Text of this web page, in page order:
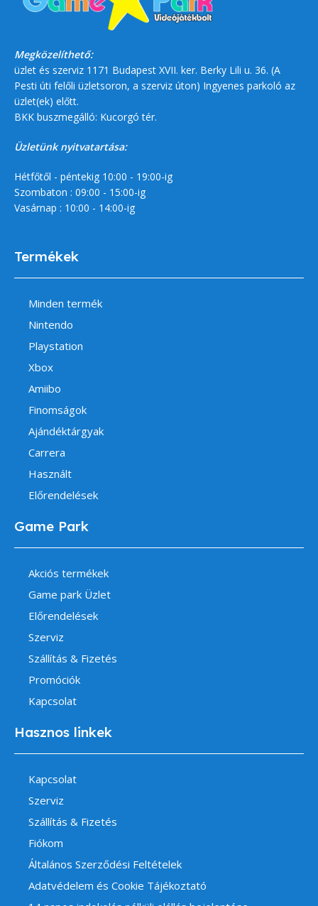
Megközelíthető:
üzlet és szerviz 1171 Budapest XVII. ker. Berky Lili u. 36. (A
Pesti úti felőli üzletsoron, a szerviz úton) Ingyenes parkoló az
üzlet(ek) előtt.
BKK buszmegálló: Kucorgó tér.
Üzletünk nyitvatartása:
Hétfőtől - péntekig 10:00 - 19:00-ig
Szombaton : 09:00 - 15:00-ig
Vasárnap : 10:00 - 14:00-ig
Termékek
Minden termék
Nintendo
Playstation
Xbox
Amiibo
Finomságok
Ajándéktárgyak
Carrera
Használt
Előrendelések
Game Park
Akciós termékek
Game park Üzlet
Előrendelések
Szerviz
Szállítás & Fizetés
Promóciók
Kapcsolat
Hasznos linkek
Kapcsolat
Szerviz
Szállítás & Fizetés
Fiókom
Általános Szerződési Feltételek
Adatvédelem és Cookie Tájékoztató